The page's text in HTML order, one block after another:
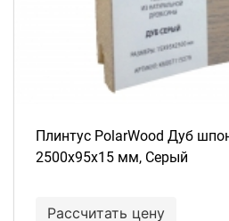
Плинтус PolarWood Дуб
2500х95х15 мм, Серый
Рассчитать цену